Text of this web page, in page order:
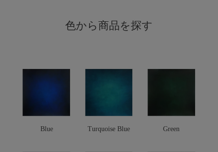
色から商品を探す
Blue Turquoise Blue Green